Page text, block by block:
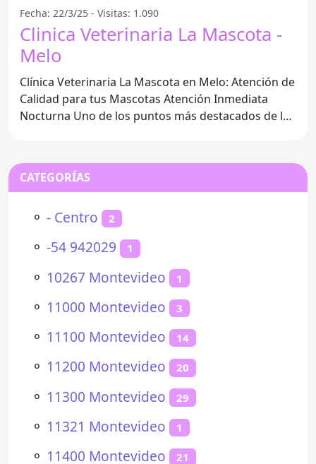
Fecha: 22/3/25 - Visitas: 1.090
Clinica Veterinaria La Mascota -
Melo
Clínica Veterinaria La Mascota en Melo: Atención de
Calidad para tus Mascotas Atención Inmediata
Nocturna Uno de los puntos más destacados de la
CATEGORÍAS
⚬ - Centro 2
⚬ -54 942029 1
⚬ 10267 Montevideo 1
⚬ 11000 Montevideo 3
⚬ 11100 Montevideo 14
⚬ 11200 Montevideo 20
⚬ 11300 Montevideo 29
⚬ 11321 Montevideo 1
⚬ 11400 Montevideo 21